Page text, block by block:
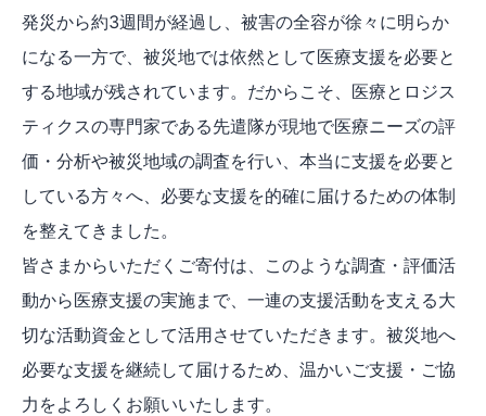
発災から約3週間が経過し、被害の全容が徐々に明らか
になる一方で、被災地では依然として医療支援を必要と
する地域が残されています。だからこそ、医療とロジス
ティクスの専門家である先遣隊が現地で医療ニーズの評
価・分析や被災地域の調査を行い、本当に支援を必要と
している方々へ、必要な支援を的確に届けるための体制
を整えてきました。
皆さまからいただくご寄付は、このような調査・評価活
動から医療支援の実施まで、一連の支援活動を支える大
切な活動資金として活用させていただきます。被災地へ
必要な支援を継続して届けるため、温かいご支援・ご協
力をよろしくお願いいたします。